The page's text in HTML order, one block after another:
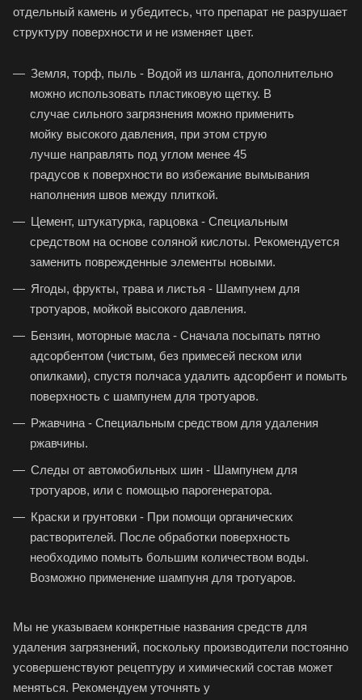
отдельный камень и убедитесь, что препарат не разрушает
структуру поверхности и не изменяет цвет.
Земля, торф, пыль - Водой из шланга, дополнительно
можно использовать пластиковую щетку. В
случае сильного загрязнения можно применить
мойку высокого давления, при этом струю
лучше направлять под углом менее 45
градусов к поверхности во избежание вымывания
наполнения швов между плиткой.
Цемент, штукатурка, гарцовка - Специальным
средством на основе соляной кислоты. Рекомендуется
заменить поврежденные элементы новыми.
Ягоды, фрукты, трава и листья - Шампунем для
тротуаров, мойкой высокого давления.
Бензин, моторные масла - Сначала посыпать пятно
адсорбентом (чистым, без примесей песком или
опилками), спустя полчаса удалить адсорбент и помыть
поверхность с шампунем для тротуаров.
Ржавчина - Специальным средством для удаления
ржавчины.
Следы от автомобильных шин - Шампунем для
тротуаров, или с помощью парогенератора.
Краски и грунтовки - При помощи органических
растворителей. После обработки поверхность
необходимо помыть большим количеством воды.
Возможно применение шампуня для тротуаров.
Мы не указываем конкретные названия средств для
удаления загрязнений, поскольку производители постоянно
усовершенствуют рецептуру и химический состав может
меняться. Рекомендуем уточнять у